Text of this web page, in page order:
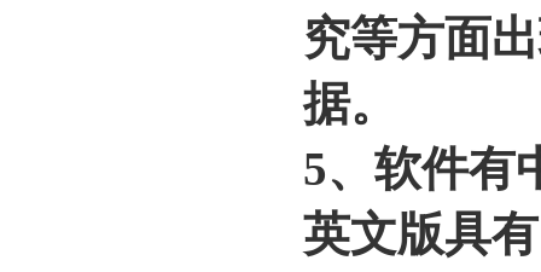
究等方面
据。
5、软件有
英文版具